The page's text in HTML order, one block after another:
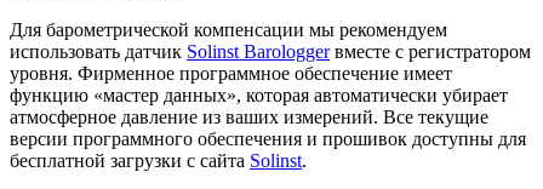
Для барометрической компенсации мы рекомендуем
использовать датчик Solinst Barologgerвместе с регистратором
уровня. Фирменное программное обеспечение имеет
функцию «мастер данных», которая автоматически убирает
атмосферное давление из ваших измерений. Все текущие
версии программного обеспечения и прошивок доступны для
бесплатной загрузки с сайта Solinst.